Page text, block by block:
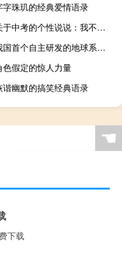
字珠玑的经典爱情语录
关于中考的个性说说：我不怕六月的中考，我怕的是六月的别离
我国首个自主研发的地球系统模型宣布开源
色假定的惊人力量
谐幽默的搞笑经典语录
☚